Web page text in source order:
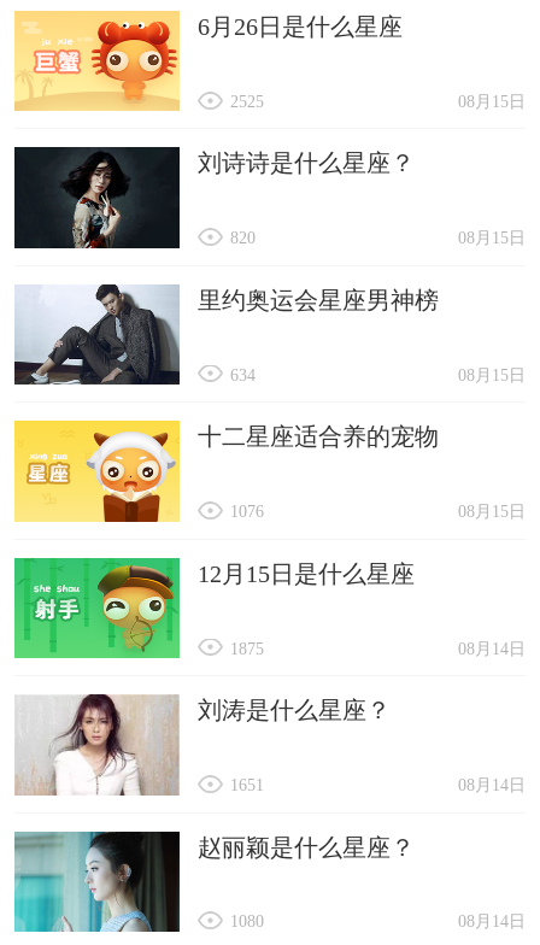
6月26日是什么星座
08月15日
2525
刘诗诗是什么星座？
08月15日
820
里约奥运会星座男神榜
08月15日
634
十二星座适合养的宠物
08月15日
1076
12月15日是什么星座
08月14日
1875
刘涛是什么星座？
08月14日
1651
赵丽颖是什么星座？
08月14日
1080